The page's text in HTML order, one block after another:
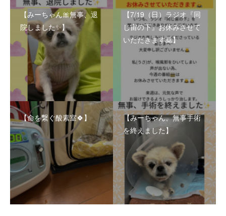
【みーちゃん🎀無事、退
院しました✨】
【7/19（日）ラジオ『同
じ宙の下』お休みさせて
いただきます🙇】
【命を繋ぐ酸素室🍀】
【みーちゃん、無事手術
を終えました】